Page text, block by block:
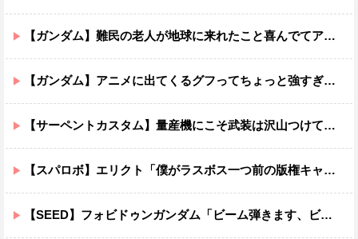
【ガンダム】難民の老人が地球に来れたこと喜んでてアレ？連邦もやってることヤバくない？ってなる
【ガンダム】アニメに出てくるグフってちょっと強すぎじゃない？
【サーペントカスタム】量産機にこそ武装は沢山つけてほしいよね
【スパロボ】エリクト「僕がラスボス一つ前の版権キャラ最後の敵ってちょっと荷が重すぎない？」
【SEED】フォビドゥンガンダム「ビーム弾きます、ビーム曲げられます、空飛びます」←二世代目でこれ出来るのおかしいだろ